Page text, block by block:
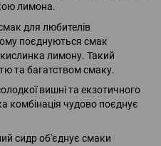
лимона.
для любителів
поєднуються смак
лимону. Такий
та багатством смаку.
вишні та екзотичного
комбінація чудово поєднує
сидр об'єднує смаки